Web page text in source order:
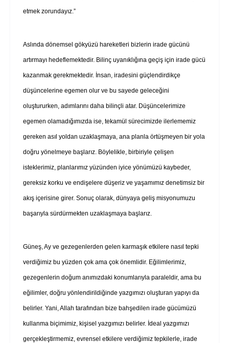
etmek zorundayız.”
Aslında dönemsel gökyüzü hareketleri bizlerin irade gücünü
artırmayı hedeflemektedir. Bilinç uyanıklığına geçiş için irade gücü
kazanmak gerekmektedir. İnsan, iradesini güçlendirdikçe
düşüncelerine egemen olur ve bu sayede geleceğini
oluştururken, adımlarını daha bilinçli atar. Düşüncelerimize
egemen olamadığımızda ise, tekamül sürecimizde ilerlememiz
gereken asıl yoldan uzaklaşmaya, ana planla örtüşmeyen bir yola
doğru yönelmeye başlarız. Böylelikle, birbiriyle çelişen
isteklerimiz, planlarımız yüzünden iyice yönümüzü kaybeder,
gereksiz korku ve endişelere düşeriz ve yaşamımız denetimsiz bir
akış içerisine girer. Sonuç olarak, dünyaya geliş misyonumuzu
başarıyla sürdürmekten uzaklaşmaya başlarız.
Güneş, Ay ve gezegenlerden gelen karmaşık etkilere nasıl tepki
verdiğimiz bu yüzden çok ama çok önemlidir. Eğilimlerimiz,
gezegenlerin doğum anımızdaki konumlarıyla paraleldir, ama bu
eğilimler, doğru yönlendirildiğinde yazgımızı oluşturan yapıyı da
belirler. Yani, Allah tarafından bize bahşedilen irade gücümüzü
kullanma biçimimiz, kişisel yazgımızı belirler. İdeal yazgımızı
gerçekleştirmemiz, evrensel etkilere verdiğimiz tepkilerle, irade